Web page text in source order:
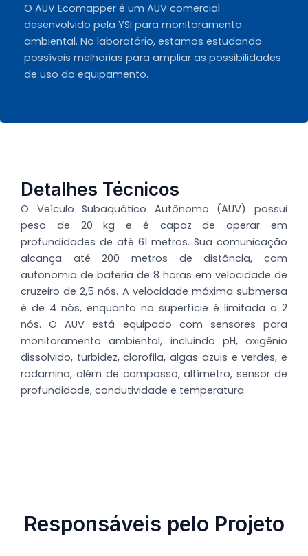
O AUV Ecomapper é um AUV comercial
desenvolvido pela YSI para monitoramento
ambiental. No laboratório, estamos estudando
possíveis melhorias para ampliar as possibilidades
de uso do equipamento.
Detalhes Técnicos
O Veículo Subaquático Autônomo (AUV) possui
peso de 20 kg e é capaz de operar em
profundidades de até 61 metros. Sua comunicação
alcança até 200 metros de distância, com
autonomia de bateria de 8 horas em velocidade de
cruzeiro de 2,5 nós. A velocidade máxima submersa
é de 4 nós, enquanto na superfície é limitada a 2
nós. O AUV está equipado com sensores para
monitoramento ambiental, incluindo pH, oxigênio
dissolvido, turbidez, clorofila, algas azuis e verdes, e
rodamina, além de compasso, altímetro, sensor de
profundidade, condutividade e temperatura.
Responsáveis pelo Projeto